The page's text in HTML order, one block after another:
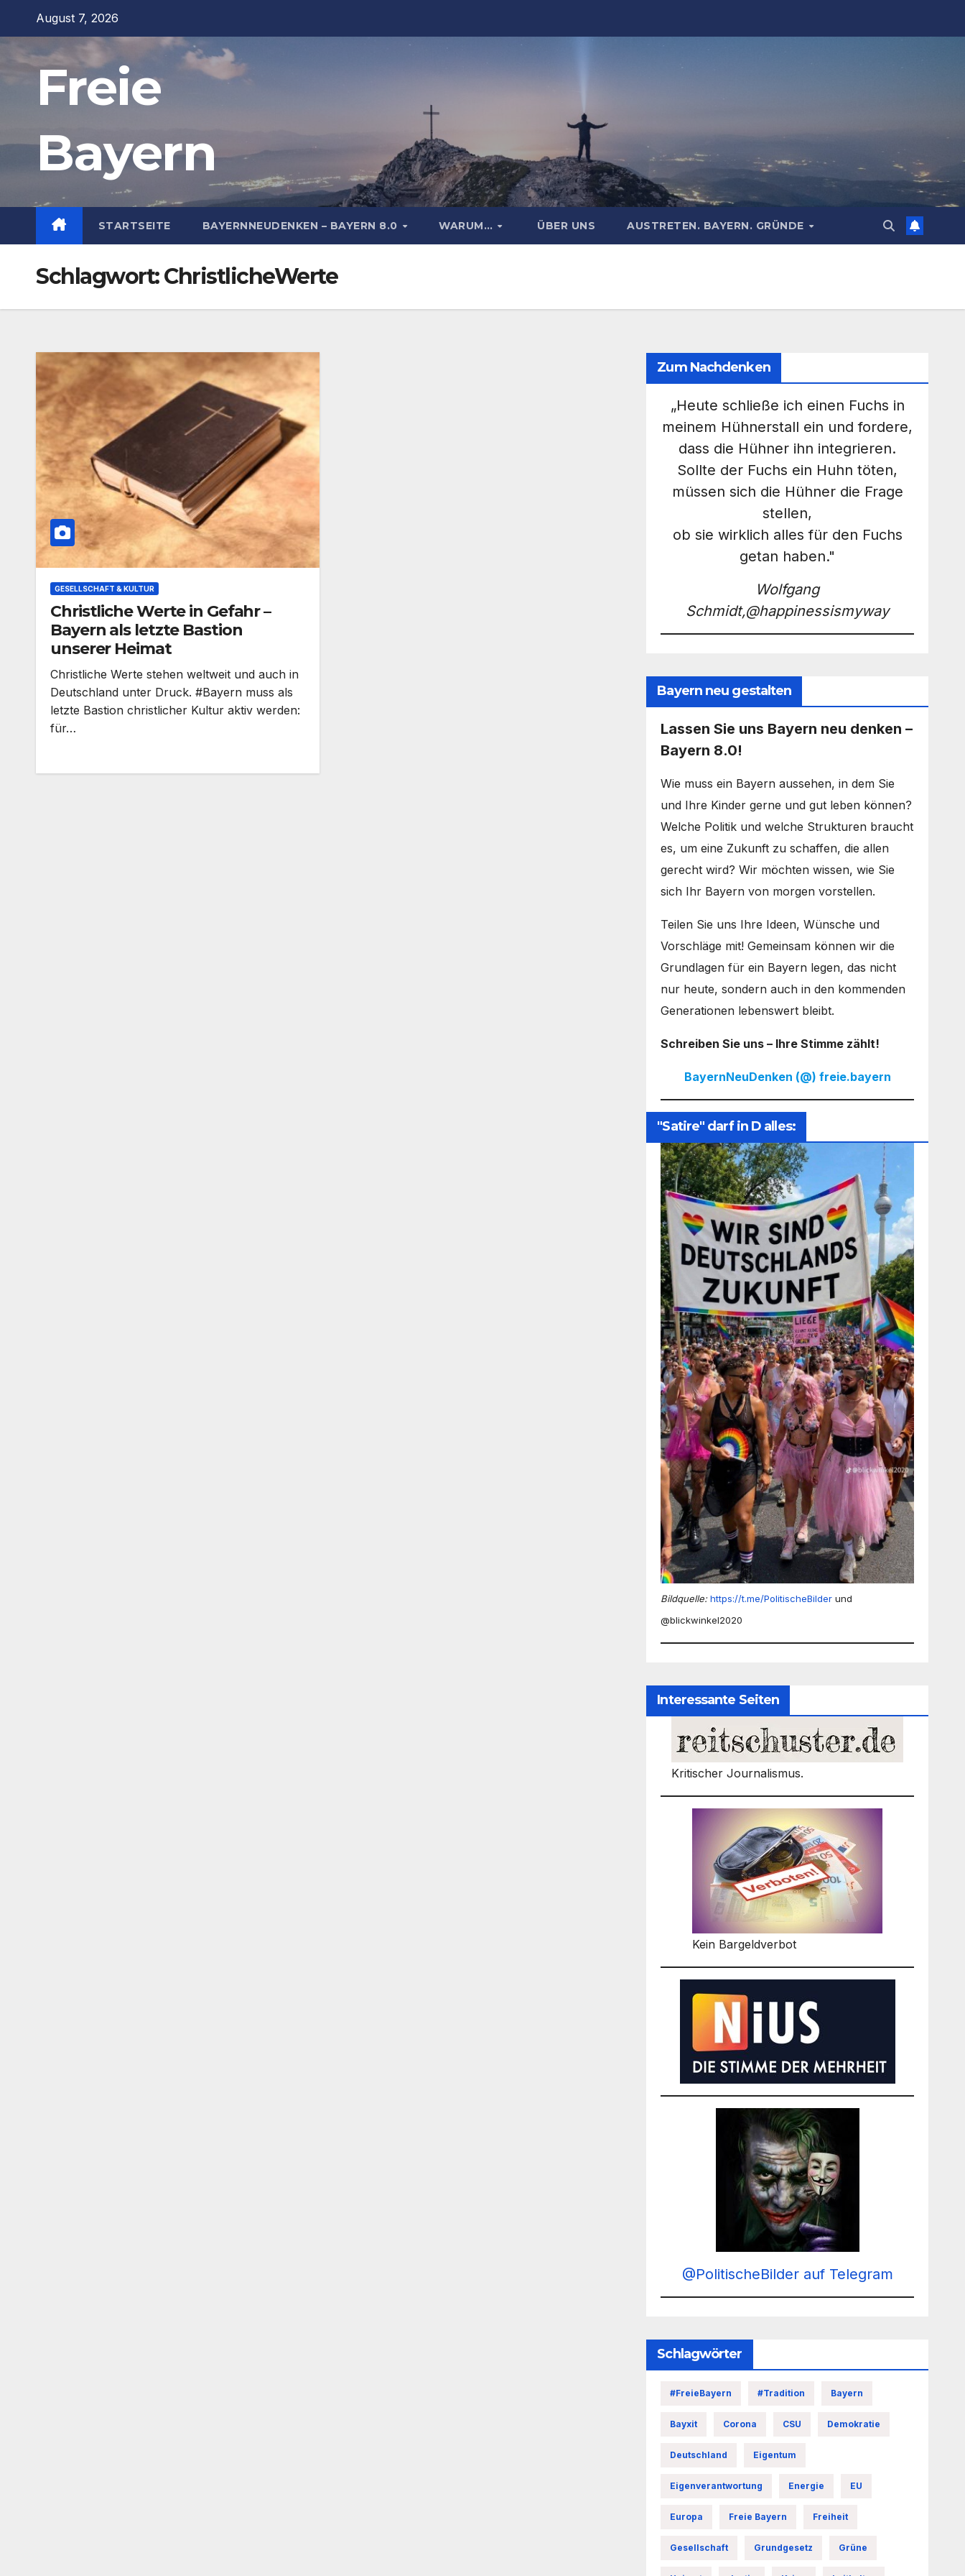
springen
August 7, 2026
Freie
Bayern
STARTSEITE BAYERNNEUDENKEN – BAYERN 8.0 WARUM… ÜBER UNS AUSTRETEN. BAYERN. GRÜNDE
Schlagwort:ChristlicheWerte
GESELLSCHAFT & KULTUR
Christliche Werte in Gefahr –
Bayern als letzte Bastion
unserer Heimat
Christliche Werte stehen weltweit und auch in
Deutschland unter Druck. #Bayern muss als
letzte Bastion christlicher Kultur aktiv werden:
für…
Zum Nachdenken
„Heute schließe ich einen Fuchs in
meinem Hühnerstall ein und fordere,
dass die Hühner ihn integrieren.
Sollte der Fuchs ein Huhn töten,
müssen sich die Hühner die Frage
stellen,
ob sie wirklich alles für den Fuchs
getan haben."
Wolfgang
Schmidt,@happinessismyway
Bayern neu gestalten
Lassen Sie uns Bayern neu denken –
Bayern 8.0!
Wie muss ein Bayern aussehen, in dem Sie
und Ihre Kinder gerne und gut leben können?
Welche Politik und welche Strukturen braucht
es, um eine Zukunft zu schaffen, die allen
gerecht wird? Wir möchten wissen, wie Sie
sich Ihr Bayern von morgen vorstellen.
Teilen Sie uns Ihre Ideen, Wünsche und
Vorschläge mit! Gemeinsam können wir die
Grundlagen für ein Bayern legen, das nicht
nur heute, sondern auch in den kommenden
Generationen lebenswert bleibt.
Schreiben Sie uns – Ihre Stimme zählt!
BayernNeuDenken (@) freie.bayern
"Satire" darf in D alles:
Bildquelle: https://t.me/PolitischeBilder und
@blickwinkel2020
Interessante Seiten
Kritischer Journalismus.
Kein Bargeldverbot
@PolitischeBilder auf Telegram
Schlagwörter
#FreieBayern #Tradition Bayern
Bayxit Corona CSU Demokratie
Deutschland Eigentum
Eigenverantwortung Energie EU
Europa Freie Bayern Freiheit
Gesellschaft Grundgesetz Grüne